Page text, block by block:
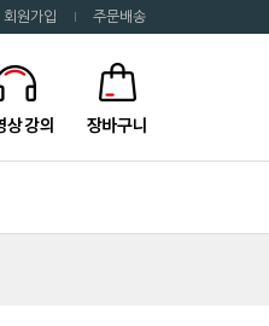
회원가입 주문배송